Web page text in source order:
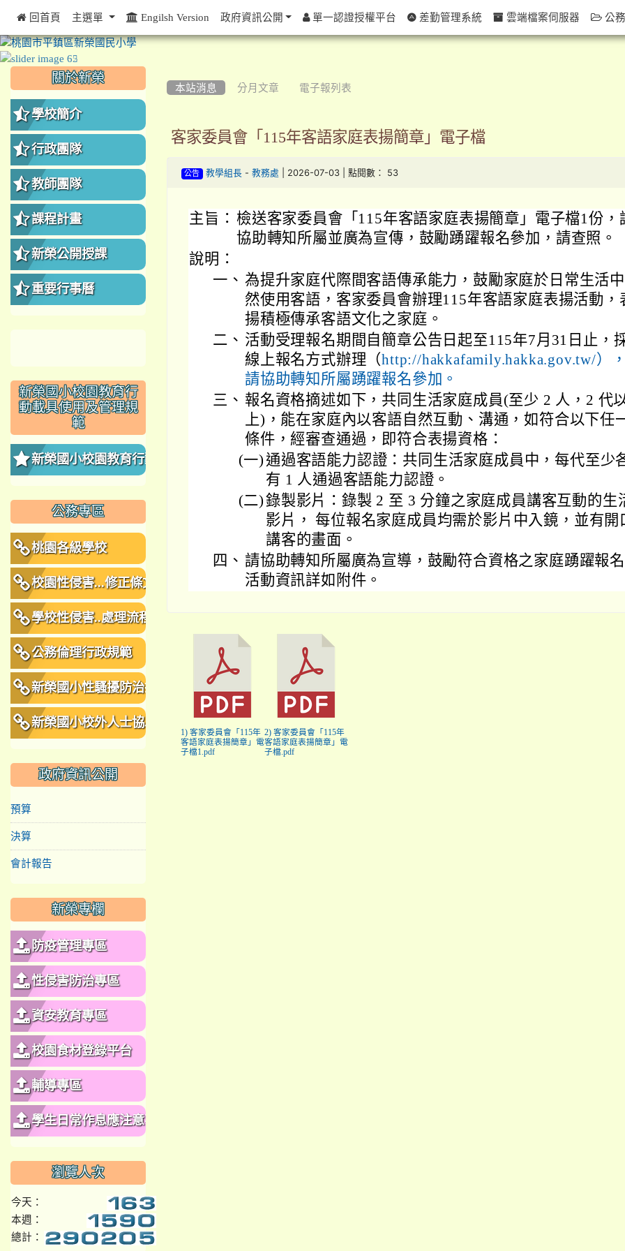
本站消息 分月文章 電子報列表
客家委員會「115年客語家庭表揚簡章」電子檔
公告 教學組長- 教務處 | 2026-07-03 | 點閱數： 53
主旨： 檢送客家委員會「115年客語家庭表揚簡章」電子檔1份，
協助轉知所屬並廣為宣傳，鼓勵踴躍報名參加，請查照。
說明：
一、 為提升家庭代際間客語傳承能力，鼓勵家庭於日常生活
然使用客語，客家委員會辦理115年客語家庭表揚活動，
揚積極傳承客語文化之家庭。
二、 活動受理報名期間自簡章公告日起至115年7月31日止，
線上報名方式辦理（http://hakkafamily.hakka.gov.tw/），
請協助轉知所屬踴躍報名參加。
三、 報名資格摘述如下，共同生活家庭成員(至少 2 人，2 代
上)，能在家庭內以客語自然互動、溝通，如符合以下任
條件，經審查通過，即符合表揚資格：
(一) 通過客語能力認證：共同生活家庭成員中，每代至少
有 1 人通過客語能力認證。
(二)錄製影片：錄製 2 至 3 分鐘之家庭成員講客互動的生
影片， 每位報名家庭成員均需於影片中入鏡，並有開
講客的畫面。
四、 請協助轉知所屬廣為宣導，鼓勵符合資格之家庭踴躍報名
活動資訊詳如附件。
1) 客家委員會「115年
客語家庭表揚簡章」電
子檔1.pdf
2) 客家委員會「115年
客語家庭表揚簡章」電
子檔.pdf
::: 關於新榮
學校簡介
行政團隊
教師團隊
課程計畫
新榮公開授課
重要行事曆
新榮國小校園教育行
動載具使用及管理規
範
新榮國小校園教育行動
公務專區
桃園各級學校
校園性侵害...修正條文
學校性侵害..處理流程
公務倫理行政規範
新榮國小性騷擾防治措
施、申訴及懲戒規範
新榮國小校外人士協助
政府資訊公開
預算
決算
會計報告
新榮專欄
防疫管理專區
性侵害防治專區
資安教育專區
校園食材登錄平台
輔導專區
學生日常作息應注意事
瀏覽人次
今天：
本週：
總計：
::: 回首頁 主選單 Engilsh Version 政府資訊公開 單一認證授權平台 差勤管理系統 雲端檔案伺服器 公